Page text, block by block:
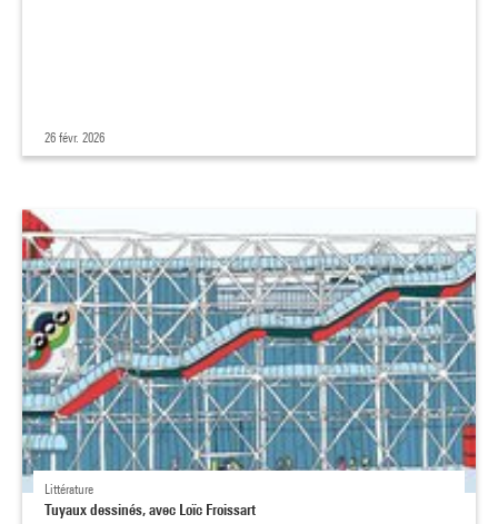
26 févr. 2026
Littérature
Tuyaux dessinés, avec Loïc Froissart